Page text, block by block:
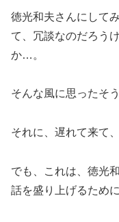
徳光和夫さんにして
て、冗談なのだろう
か…。
そんな風に思ったそう
それに、遅れて来て
でも、これは、徳光
話を盛り上げるため